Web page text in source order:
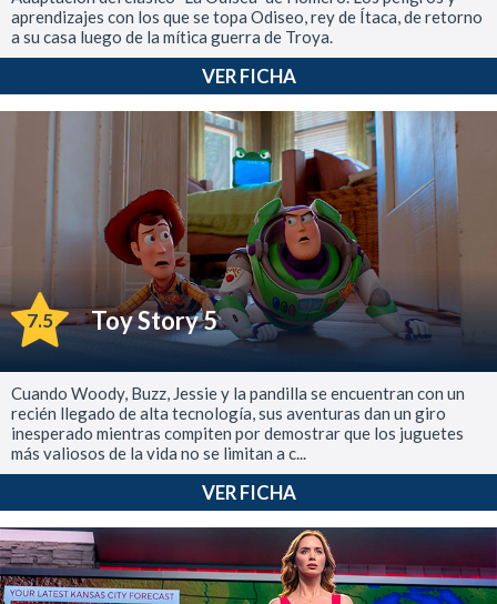
aprendizajes con los que se topa Odiseo, rey de Ítaca, de retorno
a su casa luego de la mítica guerra de Troya.
VER FICHA
7.5 Toy Story 5
Cuando Woody, Buzz, Jessie y la pandilla se encuentran con un
recién llegado de alta tecnología, sus aventuras dan un giro
inesperado mientras compiten por demostrar que los juguetes
más valiosos de la vida no se limitan a c...
VER FICHA